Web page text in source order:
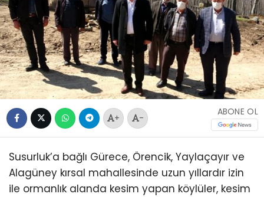
+ -
ABONE OL
Susurluk’a bağlı Gürece, Örencik, Yaylaçayır ve
Alagüney kırsal mahallesinde uzun yıllardır izin
ile ormanlık alanda kesim yapan köylüler, kesim